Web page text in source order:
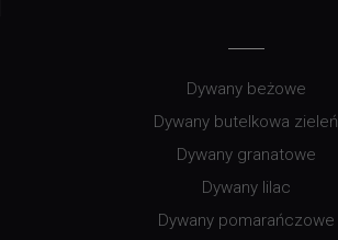
Dywany beżowe
Dywany butelkowa zieleń
Dywany granatowe
Dywany lilac
Dywany pomarańczowe